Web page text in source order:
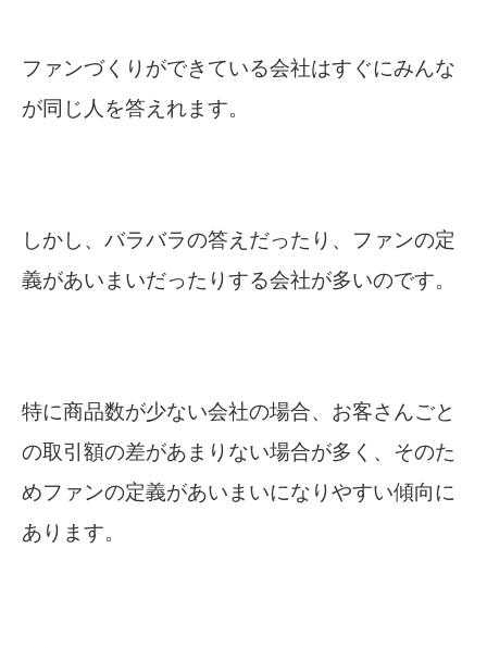
ファンづくりができている会社はすぐにみんな
が同じ人を答えれます。
しかし、バラバラの答えだったり、ファンの定
義があいまいだったりする会社が多いのです。
特に商品数が少ない会社の場合、お客さんごと
の取引額の差があまりない場合が多く、そのた
めファンの定義があいまいになりやすい傾向に
あります。